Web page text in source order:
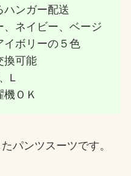
ハンガー配送
、ネイビー、ベージ
イボリーの５色
換可能
L
機ＯＫ
パンツスーツです。